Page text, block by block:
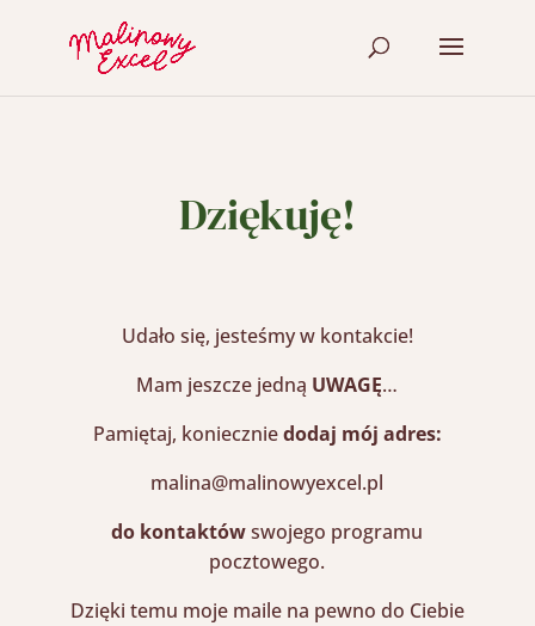
Dziękuję!
Udało się, jesteśmy w kontakcie!
Mam jeszcze jedną UWAGĘ…
Pamiętaj, konieczniedodaj mój adres:
malina@malinowyexcel.pl
do kontaktówswojego programu
pocztowego.
Dzięki temu moje maile na pewno do Ciebie